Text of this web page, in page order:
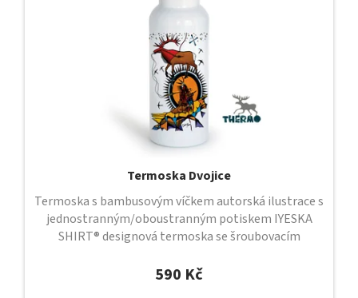
Termoska Dvojice
590 Kč
Termoska s bambusovým víčkem autorská ilustrace s
jednostranným/oboustranným potiskem IYESKA
SHIRT® designová termoska se šroubovacím